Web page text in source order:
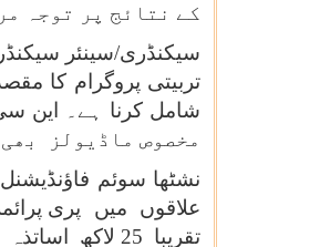
کے نتائج پر توجہ
مخصوص ماڈیولز
علاقوں میں پری
تقریبا 25